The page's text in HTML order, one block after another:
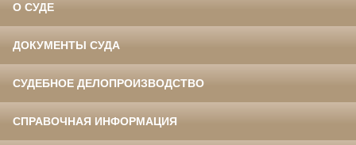
О СУДЕ
ДОКУМЕНТЫ СУДА
СУДЕБНОЕ ДЕЛОПРОИЗВОДСТВО
СПРАВОЧНАЯ ИНФОРМАЦИЯ